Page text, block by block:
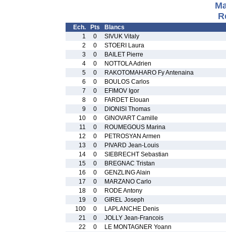
Ech. Pts
Blancs
1
0
SIVUK Vitaly
2
0
STOERI Laura
3
0
BAILET Pierre
4
0
NOTTOLA Adrien
5
0
RAKOTOMAHARO Fy Antenaina
6
0
BOULOS Carlos
7
0
EFIMOV Igor
8
0
FARDET Elouan
9
0
DIONISI Thomas
10
0
GINOVART Camille
11
0
ROUMEGOUS Marina
12
0
PETROSYAN Armen
13
0
PIVARD Jean-Louis
14
0
SIEBRECHT Sebastian
15
0
BREGNAC Tristan
16
0
GENZLING Alain
17
0
MARZANO Carlo
18
0
RODE Antony
19
0
GIREL Joseph
100
0
LAPLANCHE Denis
21
0
JOLLY Jean-Francois
22
0
LE MONTAGNER Yoann